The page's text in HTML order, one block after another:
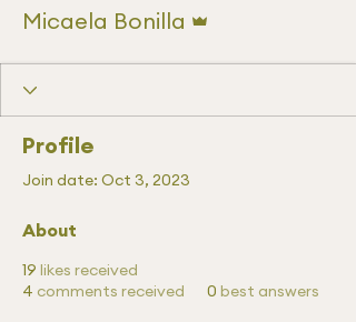
Micaela Bonilla
Profile
Join date: Oct 3, 2023
About
19 likes received
4 comments received 0 best answers